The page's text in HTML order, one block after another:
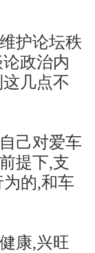
护论坛秩
政治内
几点不
己对爱车
提下,支
的,和车
康,兴旺